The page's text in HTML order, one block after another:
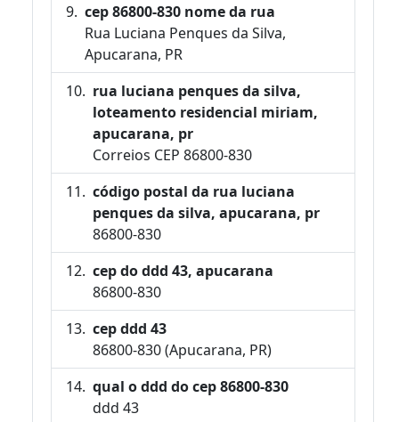
cep 86800-830 nome da rua
Rua Luciana Penques da Silva,
Apucarana, PR
rua luciana penques da silva,
loteamento residencial miriam,
apucarana, pr
Correios CEP 86800-830
código postal da rua luciana
penques da silva, apucarana, pr
86800-830
cep do ddd 43, apucarana
86800-830
cep ddd 43
86800-830 (Apucarana, PR)
qual o ddd do cep 86800-830
ddd 43